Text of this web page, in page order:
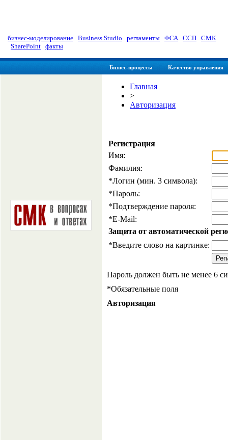
бизнес-моделирование Business Studio регламенты ФСА| ССП СМК
SharePoint факты
Бизнес-процессы Качество управления
Главная
>
Авторизация
Регистрация
Имя:
Фамилия:
*Логин (мин. 3 символа):
*Пароль:
*Подтверждение пароля:
*E-Mail:
Защита от автоматической
*Введите слово на картинке:
Пароль должен быть не менее 6
*Обязательные поля
Авторизация